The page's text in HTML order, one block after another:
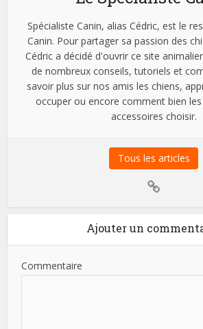
Spécialiste Canin, alias Cédric, est le
Canin. Pour partager sa passion des
Cédric a décidé d'ouvrir ce site
de nombreux conseils, tutoriels et
savoir plus sur nos amis les chiens,
occuper ou encore comment bien
accessoires choisir.
Tous les articles
Ajouter un
Commentaire